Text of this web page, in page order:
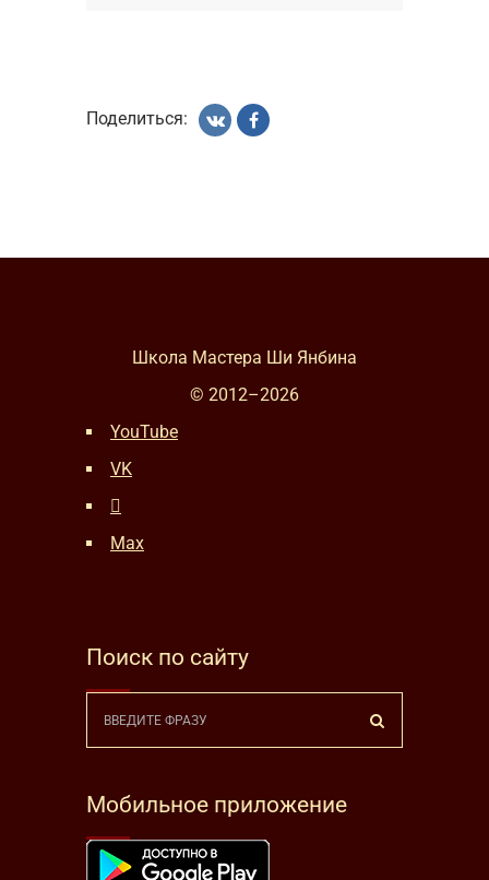
Поделиться:
Школа Мастера Ши Янбина
© 2012–2026
YouTube
VK
Max
Поиск по сайту
Мобильное приложение